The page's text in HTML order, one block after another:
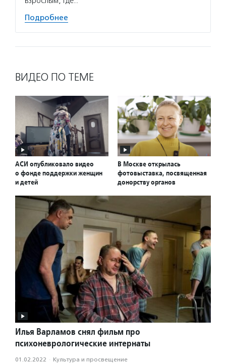
Подробнее
ВИДЕО ПО ТЕМЕ
АСИ опубликовало видео
о фонде поддержки женщин
и детей
В Москве открылась
фотовыставка, посвященная
донорству органов
Илья Варламов снял фильм про
психоневрологические интернаты
01.02.2022 · Культура и просвещение